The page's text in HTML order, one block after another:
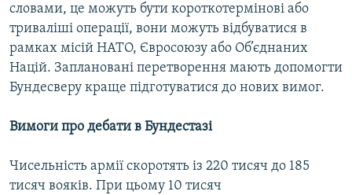
словами, це можуть бути короткотермінові або
триваліші операції, вони можуть відбуватися в
рамках місій НАТО, Євросоюзу або Об’єднаних
Націй. Заплановані перетворення мають допомогти
Бундесверу краще підготуватися до нових вимог.
Вимоги про дебати в Бундестазі
Чисельність армії скоротять із 220 тисяч до 185
тисяч вояків. При цьому 10 тисяч